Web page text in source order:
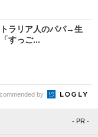
ラリア人のパパ→生
すっご...
by
- PR -